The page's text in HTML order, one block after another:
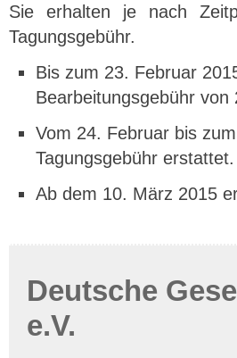
Sie erhalten je nach
Tagungsgebühr.
Bis zum 23. Februar
Bearbeitungsgebühr von
Vom 24. Februar bis
Tagungsgebühr erstattet.
Ab dem 10. März 2015
Deutsche
e.V.